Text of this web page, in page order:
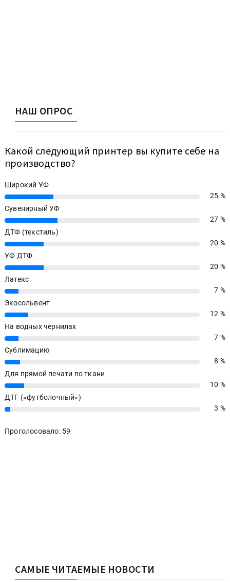
НАШ ОПРОС
Какой следующий принтер вы купите себе на
производство?
Широкий УФ
25%
25 %
Сувенирный УФ
27%
27 %
ДТФ (текстиль)
20%
20 %
УФ ДТФ
20%
20 %
Латекс
7%
7 %
Экосольвент
12%
12 %
На водных чернилах
7%
7 %
Сублимацию
8%
8 %
Для прямой печати по ткани
10%
10 %
ДТГ («футболочный»)
3% 3 %
Проголосовало: 59
САМЫЕ ЧИТАЕМЫЕ НОВОСТИ